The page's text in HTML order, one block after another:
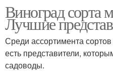
Универсальный сорт
Отличный сорт
Виноград сорта
Лучшие
Среди ассортимента
есть представители,
садоводы.